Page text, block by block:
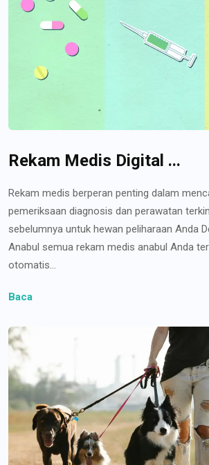
Rekam Medis Digital ...
Rekam medis berperan penting dalam
pemeriksaan diagnosis dan perawatan
sebelumnya untuk hewan peliharaan Anda
Anabul semua rekam medis anabul Anda
otomatis...
Baca